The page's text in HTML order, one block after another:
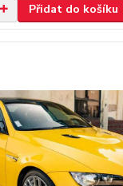
Přidat do košíku